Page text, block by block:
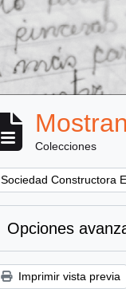
Colecciones
Remove filter:
Sociedad Constructora
Opciones
Imprimir vista previa